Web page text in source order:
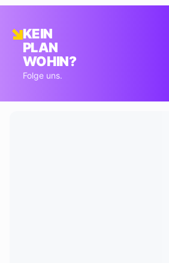
KEIN
PLAN
WOHIN?
Folge uns.